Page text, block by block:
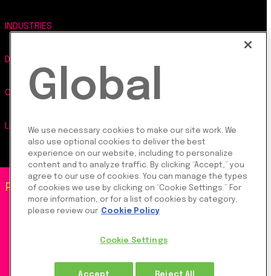
INDUSTRIES
DEVELOPERS
COMPANY
LEGAL, SECURITY & PRIVACY
©2026 Rapyd Financial
Network (2016) Ltd.
Product Privacy Policy|
Site Privacy Policy|
Rapyd Financial Network (2016) Ltd. is a FinTech
Global
We use necessary cookies to make our site work. We
also use optional cookies to deliver the best
experience on our website, including to personalize
content and to analyze traffic. By clicking “Accept,” you
agree to our use of cookies. You can manage the types
of cookies we use by clicking on “Cookie Settings.” For
more information, or for a list of cookies by category,
please review our Cookie Policy
Cookie Settings